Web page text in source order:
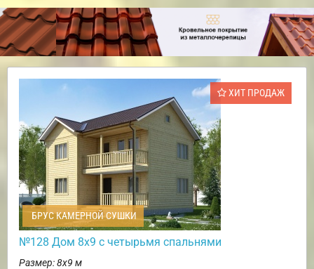
ХИТ ПРОДАЖ
БРУС КАМЕРНОЙ СУШКИ
№128 Дом 8х9 с четырьмя спальнями
Размер: 8х9 м